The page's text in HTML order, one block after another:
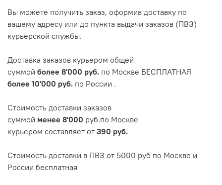
Вы можете получить заказ, оформив доставку по
вашему адресу или до пункта выдачи заказов (ПВЗ)
курьерской службы.
Доставка заказов курьером общей
суммой более 8'000 руб. по Москве БЕСПЛАТНАЯ
более 10'000 руб. по России .
Стоимость доставки заказов
суммой менее 8'000 руб.по Москве
курьером составляет от 390 руб.
Стоимость доставки в ПВЗ от 5000 руб по Москве и
России бесплатная